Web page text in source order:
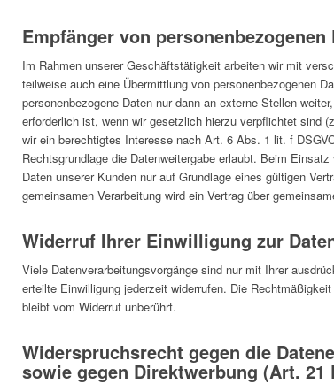
Empfänger von personenbezogenen
Im Rahmen unserer Geschäftstätigkeit arbeiten wir mit
teilweise auch eine Übermittlung von personenbezogenen
personenbezogene Daten nur dann an externe Stellen
erforderlich ist, wenn wir gesetzlich hierzu verpflichtet sind
wir ein berechtigtes Interesse nach Art. 6 Abs. 1 lit. f
Rechtsgrundlage die Datenweitergabe erlaubt. Beim
Daten unserer Kunden nur auf Grundlage eines gültigen
gemeinsamen Verarbeitung wird ein Vertrag über
Widerruf Ihrer Einwilligung zur
Viele Datenverarbeitungsvorgänge sind nur mit Ihrer
erteilte Einwilligung jederzeit widerrufen. Die
bleibt vom Widerruf unberührt.
Widerspruchsrecht gegen die
sowie gegen Direktwerbung (Art. 21